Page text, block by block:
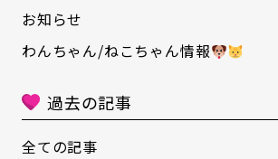
お知らせ
わんちゃん/ねこちゃん情報
過去の記事
全ての記事